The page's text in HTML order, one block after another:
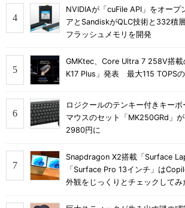
NVIDIAが「cuFile API」をオープ
アとSandiskがQLC技術と332積
フラッシュメモリを開発
GMKtec、Core Ultra 7 258V搭載
K17 Plus」発表 最大115 TOPS
ロジクールのテンキー付きキー
マウスのセット「MK250GRd」
2980円に
Snapdragon X2搭載「Surface
「Surface Pro 13インチ」は
外観をじっくりとチェックしてみ